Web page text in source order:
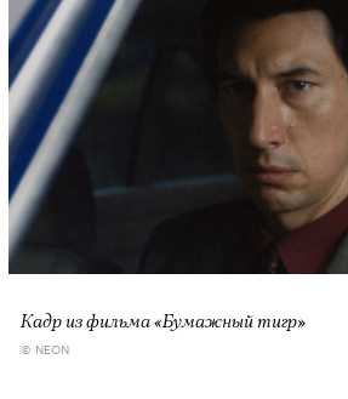
Кадр из фильма «Бумажный тигр»
© NEON